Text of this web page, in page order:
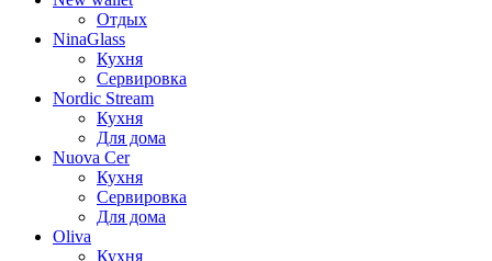
Отдых
NinaGlass
Кухня
Сервировка
Nordic Stream
Кухня
Для дома
Nuova Cer
Кухня
Сервировка
Для дома
Oliva
Кухня